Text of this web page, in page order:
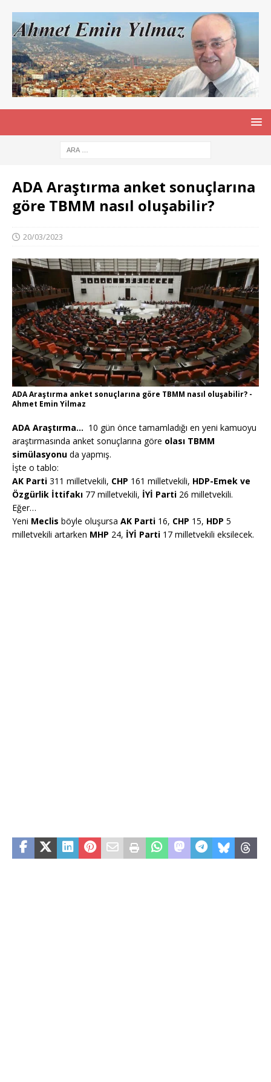
ADA Araştırma anket sonuçlarına
göre TBMM nasıl oluşabilir?
20/03/2023
ADA Araştırma anket sonuçlarına göre TBMM nasıl oluşabilir? -
Ahmet Emin Yilmaz
ADA Araştırma… 10 gün önce tamamladığı en yeni kamuoyu
araştırmasında anket sonuçlarına göre olası TBMM
simülasyonu da yapmış.
İşte o tablo:
AK Parti 311 milletvekili, CHP 161 milletvekili, HDP-Emek ve
Özgürlik İttifakı 77 milletvekili, İYİ Parti 26 milletvekili.
Eğer…
Yeni Meclis böyle oluşursa AK Parti 16, CHP 15, HDP 5
milletvekili artarken MHP 24, İYİ Parti 17 milletvekili eksilecek.